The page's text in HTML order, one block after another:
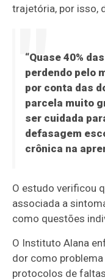
trajetória, por isso,
“Quase 40%
perdendo pelo
por conta das
parcela muito
ser cuidada
defasagem
crônica na
O estudo verificou
associada a
como questões
O Instituto Alana
dor como
protocolos de